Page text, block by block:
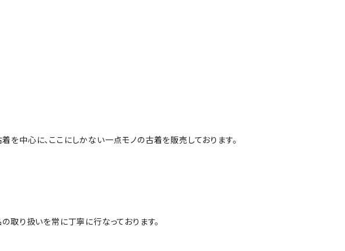
を中心に、ここにしかない一点モノの古着を販売しております。
取り扱いを常に丁寧に行なっております。